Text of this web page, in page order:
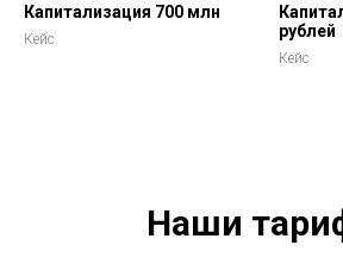
Капитализация 700 млн
Кейс
рублей
Кейс
Наши